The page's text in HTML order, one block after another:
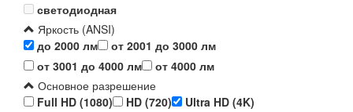
светодиодная
Яркость (ANSI)
до 2000 лм
от 2001 до 3000 лм
от 3001 до 4000 лм
от 4000 лм
Основное разрешение
Full HD (1080)
HD (720)
Ultra HD (4K)